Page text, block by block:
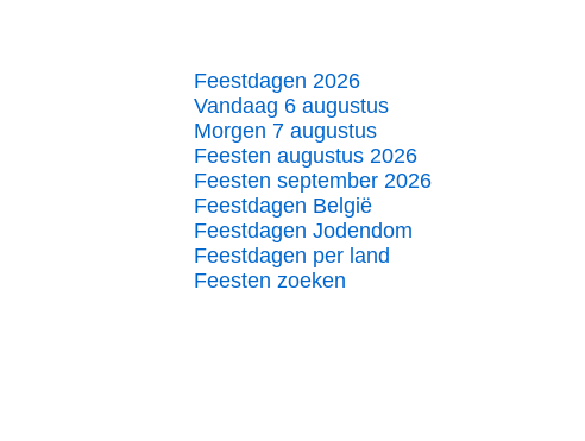
Feestdagen 2026
Vandaag 6 augustus
Morgen 7 augustus
Feesten augustus 2026
Feesten september 2026
Feestdagen België
Feestdagen Jodendom
Feestdagen per land
Feesten zoeken